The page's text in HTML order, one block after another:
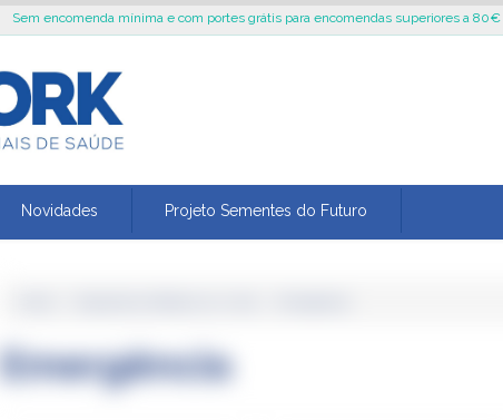
Sem encomenda mínima e com portes grátis para encomendas superiores a 80€
Novidades Projeto Sementes do Futuro
Emergência